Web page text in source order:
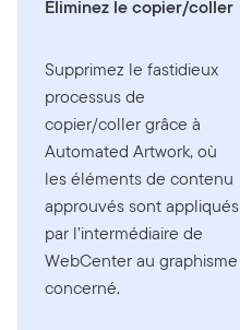
Éliminez le copier/coller
Supprimez le fastidieux
processus de
copier/coller grâce à
Automated Artwork, où
les éléments de contenu
approuvés sont appliqués
par l’intermédiaire de
WebCenter au graphisme
concerné.